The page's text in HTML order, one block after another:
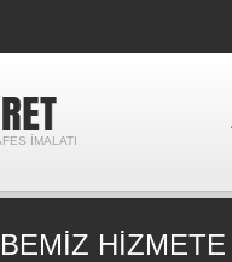
İMALATI